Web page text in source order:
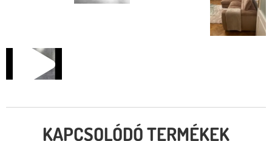
KAPCSOLÓDÓ TERMÉKEK